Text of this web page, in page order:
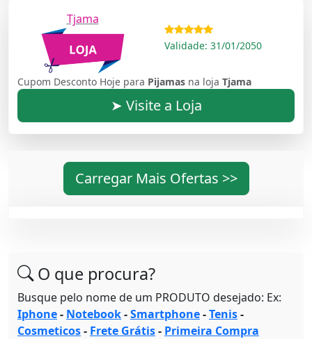
Tjama
Validade: 31/01/2050
Cupom Desconto Hoje para Pijamas na loja Tjama
➤ Visite a Loja
Carregar Mais Ofertas >>
O que procura?
Busque pelo nome de um PRODUTO desejado: Ex:
Iphone- Notebook-Smartphone-Tenis-
Cosmeticos- Frete Grátis- Primeira Compra